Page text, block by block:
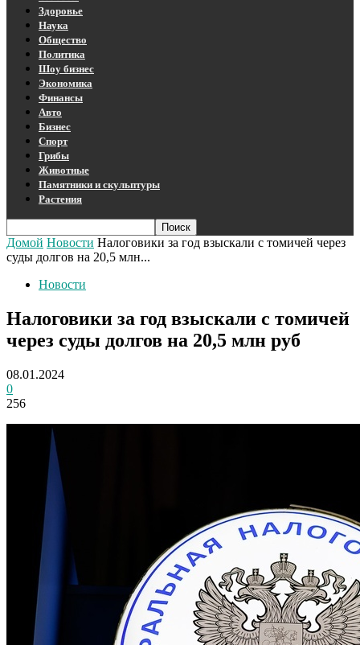
Здоровье
Наука
Общество
Политика
Шоу бизнес
Экономика
Финансы
Авто
Бизнес
Спорт
Грибы
Животные
Памятники и скульптуры
Растения
Домой Новости Налоговики за год взыскали с томичей через
суды долгов на 20,5 млн...
Новости
Налоговики за год взыскали с томичей
через суды долгов на 20,5 млн руб
08.01.2024
0
256